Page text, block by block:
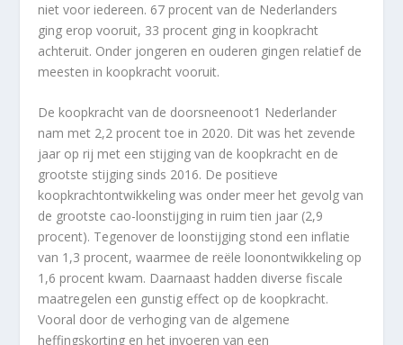
niet voor iedereen. 67 procent van de Nederlanders
ging erop vooruit, 33 procent ging in koopkracht
achteruit. Onder jongeren en ouderen gingen relatief de
meesten in koopkracht vooruit.
De koopkracht van de doorsneenoot1 Nederlander
nam met 2,2 procent toe in 2020. Dit was het zevende
jaar op rij met een stijging van de koopkracht en de
grootste stijging sinds 2016. De positieve
koopkrachtontwikkeling was onder meer het gevolg van
de grootste cao-loonstijging in ruim tien jaar (2,9
procent). Tegenover de loonstijging stond een inflatie
van 1,3 procent, waarmee de reële loonontwikkeling op
1,6 procent kwam. Daarnaast hadden diverse fiscale
maatregelen een gunstig effect op de koopkracht.
Vooral door de verhoging van de algemene
heffingskorting en het invoeren van een